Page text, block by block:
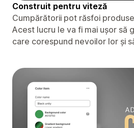
Construit pentru viteză
Cumpărătorii pot răsfoi
Acest lucru le va fi mai ușor să
care corespund nevoilor lor și